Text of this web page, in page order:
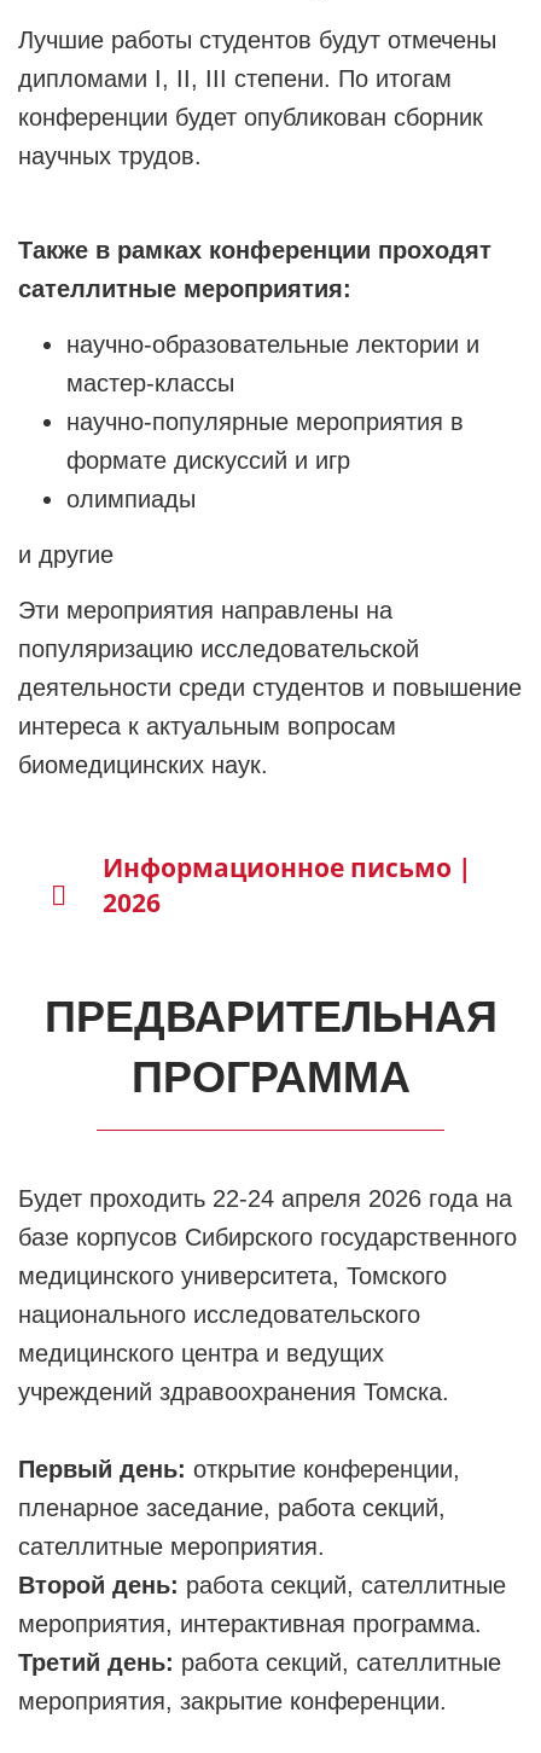
Лучшие работы студентов будут отмечены
дипломами I, II, III степени. По итогам
конференции будет опубликован сборник
научных трудов.
Также в рамках конференции проходят
сателлитные мероприятия:
научно-образовательные лектории и
мастер-классы
научно-популярные мероприятия в
формате дискуссий и игр
олимпиады
и другие
Эти мероприятия направлены на
популяризацию исследовательской
деятельности среди студентов и повышение
интереса к актуальным вопросам
биомедицинских наук.
Информационное письмо |
2026
ПРЕДВАРИТЕЛЬНАЯ
ПРОГРАММА
Будет проходить 22-24 апреля 2026 года на
базе корпусов Сибирского государственного
медицинского университета, Томского
национального исследовательского
медицинского центра и ведущих
учреждений здравоохранения Томска.
Первый день: открытие конференции,
пленарное заседание, работа секций,
сателлитные мероприятия.
Второй день: работа секций, сателлитные
мероприятия, интерактивная программа.
Третий день: работа секций, сателлитные
мероприятия, закрытие конференции.